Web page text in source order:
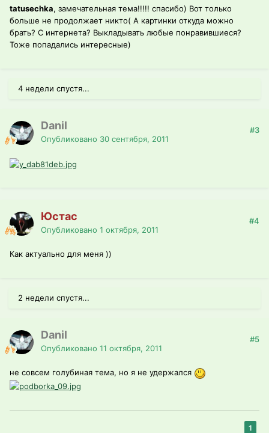
tatusechka, замечательная тема!!!!! спасибо) Вот только
больше не продолжает никто( А картинки откуда можно
брать? С интернета? Выкладывать любые понравившиеся?
Тоже попадались интересные)
4 недели спустя...
Danil
Опубликовано 30 сентября, 2011
#3
Юстас
Опубликовано 1 октября, 2011
#4
Как актуально для меня ))
2 недели спустя...
Danil
Опубликовано 11 октября, 2011
#5
не совсем голубиная тема, но я не удержался
1